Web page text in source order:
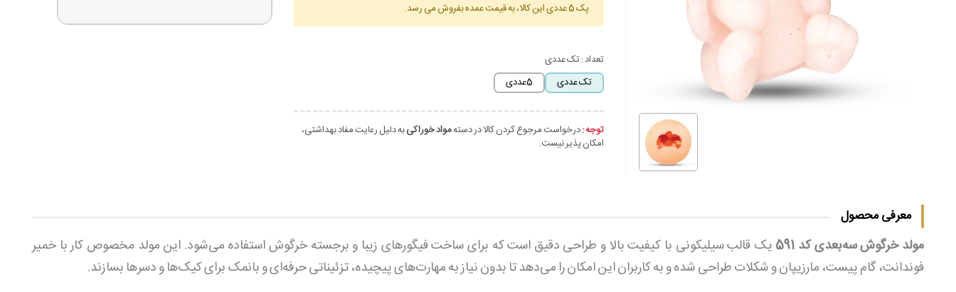
پک 5 عددی این کالا، به قیمت عمده بفروش می رسد.
تعداد :تک عددی
تک عددی
5عددی
توجه :درخواست مرجوع کردن کالا در دستهمواد خوراکیبه دلیل رعایت مفاد بهداشتی،
امکان پذیر نیست.
معرفی محصول
مولد خرگوش سه‌بعدی کد 591
یک قالب سیلیکونی با کیفیت بالا و طراحی دقیق است که برای ساخت فیگورهای زیبا و برجسته خرگوش استفاده می‌شود. این مولد مخصوص کار با خمیر
فوندانت، گام پیست، مارزیپان و شکلات طراحی شده و به کاربران این امکان را می‌دهد تا بدون نیاز به مهارت‌های پیچیده، تزئیناتی حرفه‌ای و بانمک برای کیک‌ها و دسرها بسازند.